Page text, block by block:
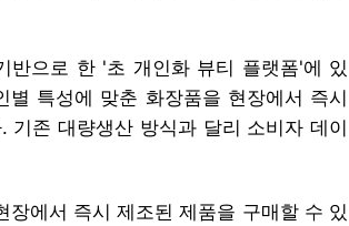
반으로 한 '초 개인화 뷰티 플랫폼'에 있
특성에 맞춘 화장품을 현장에서 즉시
기존 대량생산 방식과 달리 소비자 데이
에서 즉시 제조된 제품을 구매할 수 있